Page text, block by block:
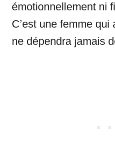
émotionnellement ni
C’est une femme
ne dépendra jamais